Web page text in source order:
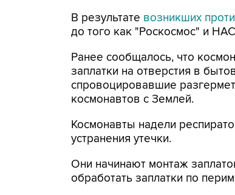
В результате возникших
до того как "Роскосмос" и
Ранее сообщалось, что
заплатки на отверстия в
спровоцировавшие
космонавтов с Землей.
Космонавты надели
устранения утечки.
Они начинают монтаж
обработать заплатки по